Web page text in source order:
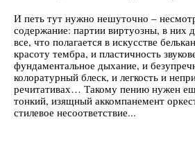
И петь тут нужно нешуточно –
содержание: партии виртуозны, в них
все, что полагается в искусстве
красоту тембра, и пластичность
фундаментальное дыхание, и
колоратурный блеск, и легкость и
речитативах… Такому пению нужен
тонкий, изящный аккомпанемент
стилевое несоответствие...